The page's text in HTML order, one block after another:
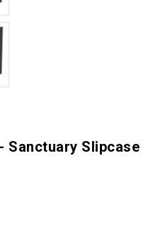
Sanctuary Slipcase